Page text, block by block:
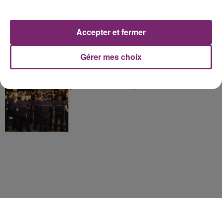
158 pompiers de la région sont
Gérer mes choix
Accepter et fermer